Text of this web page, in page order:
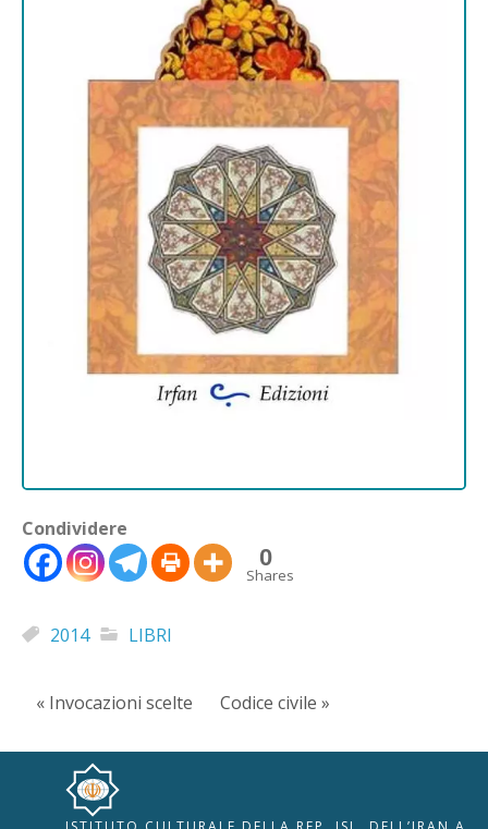
Condividere
0
Shares
2014 LIBRI
« Invocazioni scelte Codice civile »